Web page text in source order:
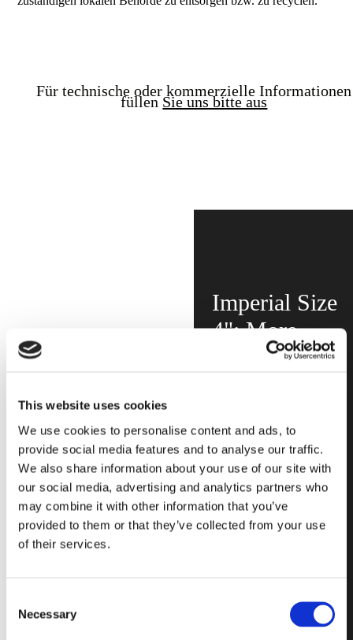
This website uses cookies
We use cookies to personalise content and ads, to
provide social media features and to analyse our traffic.
We also share information about your use of our site with
our social media, advertising and analytics partners who
may combine it with other information that you’ve
provided to them or that they’ve collected from your use
of their services.
Selection
Necessary
Für technische oder kommerzielle Informationen
füllenSie uns bitte aus
Imperial Size
4": More
Glass Design
formats and
thicknesses.
Quadratische und
ehrgeizige ästhetische